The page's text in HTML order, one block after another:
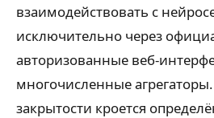
взаимодействовать с
исключительно через
авторизованные веб-
многочисленные
закрытости кроется